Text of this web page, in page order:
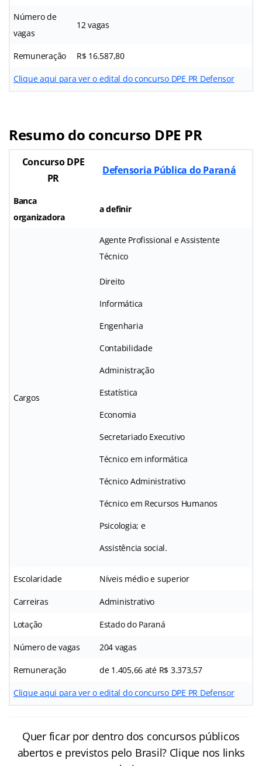
Número de
vagas
12 vagas
Remuneração R$ 16.587,80
Clique aqui para ver o edital do concurso DPE PR Defensor
Resumo do concurso DPE PR
Concurso DPE
PR
Defensoria Pública do Paraná
Banca
organizadora
a definir
Cargos
Agente Profissional e Assistente
Técnico
Direito
Informática
Engenharia
Contabilidade
Administração
Estatística
Economia
Secretariado Executivo
Técnico em informática
Técnico Administrativo
Técnico em Recursos Humanos
Psicologia; e
Assistência social.
Escolaridade Níveis médio e superior
Carreiras Administrativo
Lotação Estado do Paraná
Número de vagas 204 vagas
Remuneração de 1.405,66 até R$ 3.373,57
Clique aqui para ver o edital do concurso DPE PR Defensor
Quer ficar por dentro dos concursos públicos
abertos e previstos pelo Brasil? Clique nos links